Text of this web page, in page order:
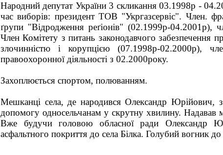
Народний депутат України 3 скликання 03.1998р -
час виборів: президент ТОВ "Укргазсервіс". Член.
ґрупи "Відродження реґіонів" (02.1999р-04.2001р),
Член Комітету з питань законодавчого забезпечення
злочинністю і корупцією (07.1998р-02.2000р),
правоохоронної діяльності з 02.2000року.
Захоплюється спортом, полюванням.
Мешканці села, де народився Олександр Юрійович,
допомогу односельчанам у скрутну хвилину. Надавав
Вже будучи головою обласної ради Олександр
асфальтного покриття до села Білка. Голубий вогник